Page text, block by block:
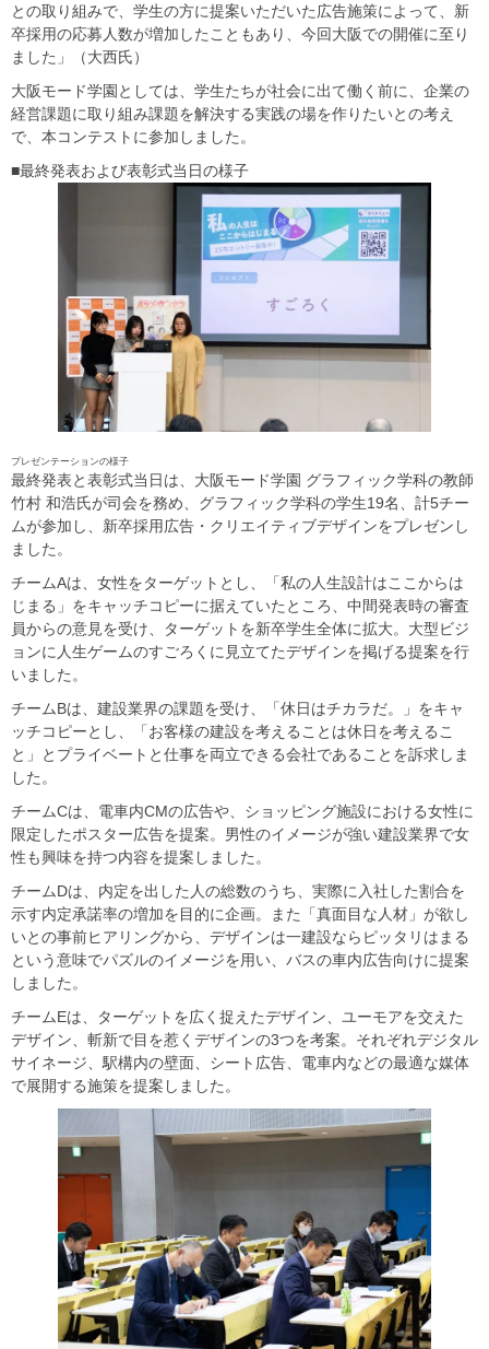
との取り組みで、学生の方に提案いただいた広告施策によって、新
卒採用の応募人数が増加したこともあり、今回大阪での開催に至り
ました」（大西氏）
大阪モード学園としては、学生たちが社会に出て働く前に、企業の
経営課題に取り組み課題を解決する実践の場を作りたいとの考え
で、本コンテストに参加しました。
■最終発表および表彰式当日の様子
プレゼンテーションの様子
最終発表と表彰式当日は、大阪モード学園 グラフィック学科の教師
竹村 和浩氏が司会を務め、グラフィック学科の学生19名、計5チー
ムが参加し、新卒採用広告・クリエイティブデザインをプレゼンし
ました。
チームAは、女性をターゲットとし、「私の人生設計はここからは
じまる」をキャッチコピーに据えていたところ、中間発表時の審査
員からの意見を受け、ターゲットを新卒学生全体に拡大。大型ビジ
ョンに人生ゲームのすごろくに見立てたデザインを掲げる提案を行
いました。
チームBは、建設業界の課題を受け、「休日はチカラだ。」をキャ
ッチコピーとし、「お客様の建設を考えることは休日を考えるこ
と」とプライベートと仕事を両立できる会社であることを訴求しま
した。
チームCは、電車内CMの広告や、ショッピング施設における女性に
限定したポスター広告を提案。男性のイメージが強い建設業界で女
性も興味を持つ内容を提案しました。
チームDは、内定を出した人の総数のうち、実際に入社した割合を
示す内定承諾率の増加を目的に企画。また「真面目な人材」が欲し
いとの事前ヒアリングから、デザインは一建設ならピッタリはまる
という意味でパズルのイメージを用い、バスの車内広告向けに提案
しました。
チームEは、ターゲットを広く捉えたデザイン、ユーモアを交えた
デザイン、斬新で目を惹くデザインの3つを考案。それぞれデジタル
サイネージ、駅構内の壁面、シート広告、電車内などの最適な媒体
で展開する施策を提案しました。